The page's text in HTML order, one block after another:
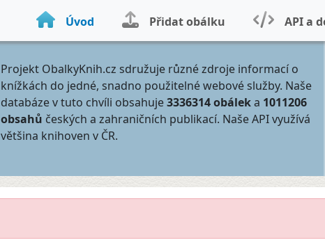
Úvod Přidat obálku API a
Projekt ObalkyKnih.cz sdružuje různé zdroje informací o
knížkách do jedné, snadno použitelné webové služby. Naše
databáze v tuto chvíli obsahuje3336314 obáleka 1011206
obsahů českých a zahraničních publikací. Naše API využívá
většina knihoven v ČR.